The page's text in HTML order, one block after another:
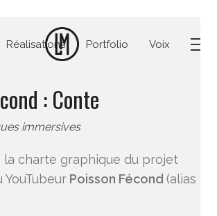
Réalisations Portfolio Voix
: Conte
immersives
la charte graphique du projet
YouTubeur Poisson Fécond (alias